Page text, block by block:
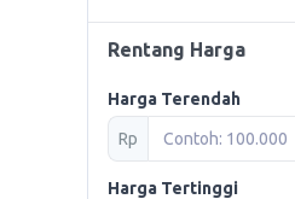
Rentang Harga
Harga Terendah
Rp
Harga Tertinggi